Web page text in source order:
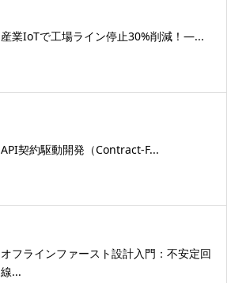
産業IoTで工場ライン停止30%削減！―...
API契約駆動開発（Contract-F...
オフラインファースト設計入門：不安定回
線...